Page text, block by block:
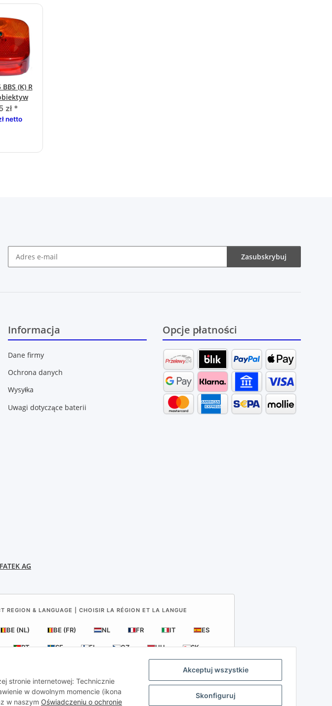
Akceptuj wszystkie
Skonfiguruj
stronie internetowej: Technicznie
w dowolnym momencie (ikona
w naszym Oświadczeniu o ochronie
(K) R
zł*
netto
Zasubskrybuj
Informacja
Dane firmy
Ochrona danych
Wysyłka
Uwagi dotyczące baterii
Opcje płatności
AG
REGION & LANGUAGE | CHOISIR LA RÉGION ET LA LANGUE
BE (NL) BE (FR) NL FR IT ES
PT SE FI CZ HU SK
do przyczep i pojazdów samochodowych